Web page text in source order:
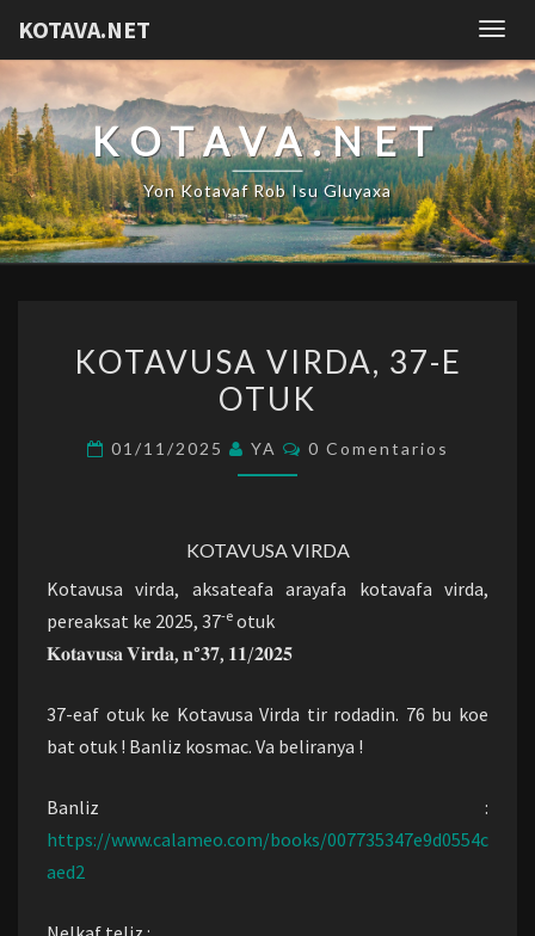
KOTAVA.NET
KOTAVA.NET
Yon Kotavaf Rob Isu Gluyaxa
VIRDA,
37-
OTUK
KOTAVUSA VIRDA, 37-E
OTUK
01/11/2025 YA Comentarios
0 Comentarios
KOTAVUSA VIRDA
Kotavusa virda, aksateafa arayafa kotavafa virda,
pereaksat ke 2025, 37-e otuk
𝐊𝐨𝐭𝐚𝐯𝐮𝐬𝐚 𝐕𝐢𝐫𝐝𝐚, 𝐧°𝟑𝟕, 𝟏𝟏/𝟐𝟎𝟐𝟓
37-eaf otuk ke Kotavusa Virda tir rodadin. 76 bu koe
bat otuk ! Banliz kosmac. Va beliranya !
Banliz :
https://www.calameo.com/books/007735347e9d0554c
aed2